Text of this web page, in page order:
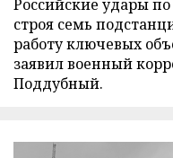
Российские удары
строя семь
работу ключевых
заявил военный
Поддубный.